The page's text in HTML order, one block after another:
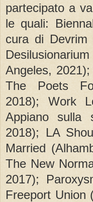
partecipato a
le quali:
cura di Devrim
Angeles,
The Poets
2018); Work
Appiano sulla
2018); LA
Married
The New
2017);
Freeport Union